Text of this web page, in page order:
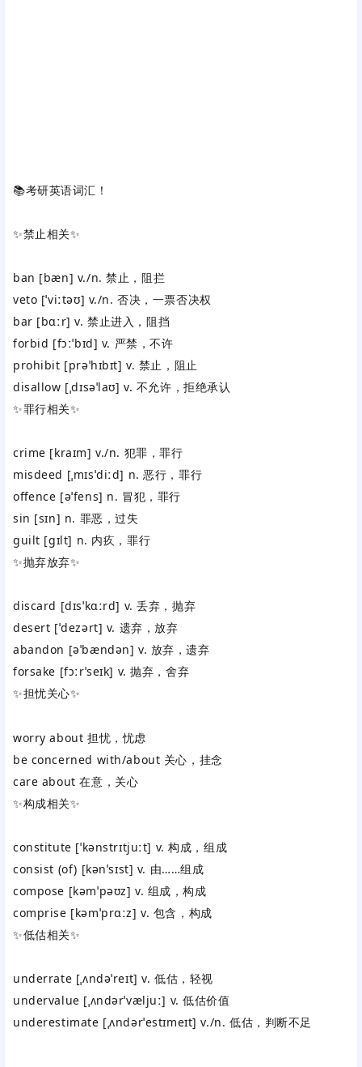
📚考研英语词汇！
✨‌禁止相关‌✨
ban ‌ [bæn] v./n. 禁止，阻拦
veto ‌ [ˈviːtəʊ] v./n. 否决，一票否决权
bar ‌ [bɑːr] v. 禁止进入，阻挡
forbid ‌ [fɔːˈbɪd] v. 严禁，不许
prohibit ‌ [prəˈhɪbɪt] v. 禁止，阻止
disallow ‌ [ˌdɪsəˈlaʊ] v. 不允许，拒绝承认
✨‌罪行相关‌✨
crime ‌ [kraɪm] v./n. 犯罪，罪行
misdeed ‌ [ˌmɪsˈdiːd] n. 恶行，罪行
offence ‌ [əˈfens] n. 冒犯，罪行
sin ‌ [sɪn] n. 罪恶，过失
guilt ‌ [ɡɪlt] n. 内疚，罪行
✨‌抛弃放弃‌✨
discard ‌ [dɪsˈkɑːrd] v. 丢弃，抛弃
desert ‌ [ˈdezərt] v. 遗弃，放弃
abandon ‌ [əˈbændən] v. 放弃，遗弃
forsake ‌ [fɔːrˈseɪk] v. 抛弃，舍弃
✨‌担忧关心‌✨
worry about ‌ 担忧，忧虑
be concerned with/about ‌ 关心，挂念
care about ‌ 在意，关心
✨‌构成相关‌✨
constitute ‌ [ˈkənstrɪtjuːt] v. 构成，组成
consist (of) ‌ [kənˈsɪst] v. 由……组成
compose ‌ [kəmˈpəʊz] v. 组成，构成
comprise ‌ [kəmˈprɑːz] v. 包含，构成
✨‌低估相关‌✨
underrate ‌ [ˌʌndəˈreɪt] v. 低估，轻视
undervalue ‌ [ˌʌndərˈvæljuː] v. 低估价值
underestimate ‌ [ˌʌndərˈestɪmeɪt] v./n. 低估，判断不足